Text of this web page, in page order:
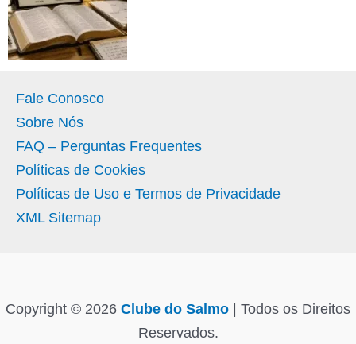
Fale Conosco
Sobre Nós
FAQ – Perguntas Frequentes
Políticas de Cookies
Políticas de Uso e Termos de Privacidade
XML Sitemap
Copyright © 2026 Clube do Salmo | Todos os Direitos
Reservados.